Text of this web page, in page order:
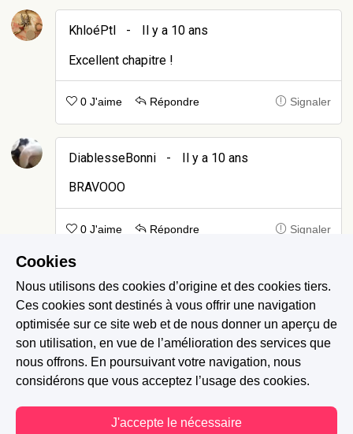
KhloéPtl -
Il y a 10 ans
Excellent chapitre !
0 J'aime Répondre Signaler
DiablesseBonni -
Il y a 10 ans
BRAVOOO
0 J'aime Répondre Signaler
JowKTaylor -
Il y a 10 ans
0 J'aime Répondre Signaler
Cookies
Nous utilisons des cookies d’origine et des cookies tiers.
Ces cookies sont destinés à vous offrir une navigation
optimisée sur ce site web et de nous donner un aperçu de
son utilisation, en vue de l’amélioration des services que
nous offrons. En poursuivant votre navigation, nous
considérons que vous acceptez l’usage des cookies.
J'accepte le nécessaire